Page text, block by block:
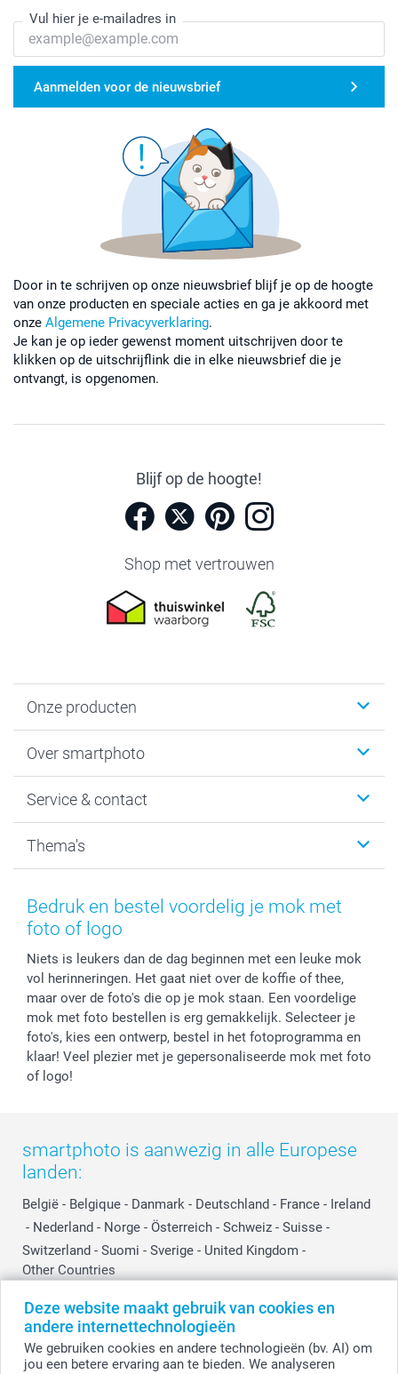
Deze website maakt gebruik van cookies en
andere internettechnologieën
We gebruiken cookies en andere technologieën (bv. AI) om
jou een betere ervaring aan te bieden. We analyseren
Vul hier je e-mailadres in
Aanmelden voor de nieuwsbrief
Door in te schrijven op onze nieuwsbrief blijf je op de hoogte
van onze producten en speciale acties en ga je akkoord met
onze Algemene Privacyverklaring.
Je kan je op ieder gewenst moment uitschrijven door te
klikken op de uitschrijflink die in elke nieuwsbrief die je
ontvangt, is opgenomen.
Blijf op de hoogte!
Shop met vertrouwen
Onze producten
Fotoboeken
Fotocadeaus
Kaarten
Over smartphoto
Vacatures
Bestelproces
Herroepingsrecht
Privacy
Reviews
Investor Relations
Service & contact
Tevredenheidsgarantie
Mijn orderstatus
smartbonus
service@smartphoto.nl
Affiliate partnerprogramma
Partnerships
Influencer partnerprogramma
Thema's
Baby
Moederdag
Huwelijk
Bedruk en bestel voordelig je mok met
foto of logo
Niets is leukers dan de dag beginnen met een leuke mok
vol herinneringen. Het gaat niet over de koffie of thee,
maar over de foto's die op je mok staan. Een voordelige
mok met foto bestellen is erg gemakkelijk. Selecteer je
foto's, kies een ontwerp, bestel in het fotoprogramma en
klaar! Veel plezier met je gepersonaliseerde mok met foto
of logo!
smartphoto is aanwezig in alle Europese
landen:
België - Belgique - Danmark - Deutschland - France - Ireland
- Nederland - Norge - Österreich - Schweiz - Suisse -
Switzerland - Suomi - Sverige - United Kingdom -
Other Countries
Alle prijzen zijn in EURO (€) inclusief BTW en exclusief verzendkosten.